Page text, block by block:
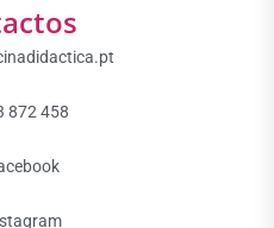
872 458